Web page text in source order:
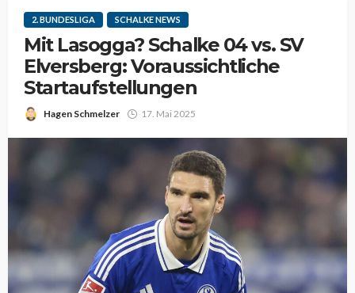
2. BUNDESLIGA SCHALKE NEWS
Mit Lasogga? Schalke 04 vs. SV
Elversberg: Voraussichtliche
Startaufstellungen
Hagen Schmelzer 17. Mai 2025